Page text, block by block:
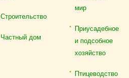
Строительство
Частный дом
мир
Приусадебное
и подсобное
хозяйство
Птицеводство